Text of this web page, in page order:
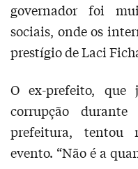
governador foi
sociais, onde os
prestígio de Laci
O ex-prefeito, que
corrupção
prefeitura, tentou
evento. “Não é a